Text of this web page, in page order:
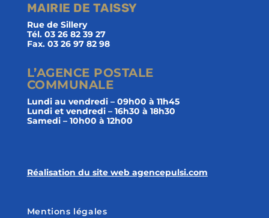
MAIRIE DE TAISSY
Rue de Sillery
Tél. 03 26 82 39 27
Fax. 03 26 97 82 98
L’AGENCE POSTALE
COMMUNALE
Lundi au vendredi – 09h00 à 11h45
Lundi et vendredi – 16h30 à 18h30
Samedi – 10h00 à 12h00
Réalisation du site web agencepulsi.com
Mentions légales